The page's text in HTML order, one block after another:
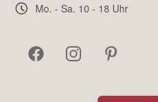
Mo. - Sa. 10 - 18 Uhr